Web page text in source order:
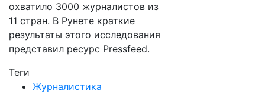
охватило 3000 журналистов из
11 стран. В Рунете краткие
результаты этого исследования
представил ресурс Pressfeed.
Теги
Журналистика